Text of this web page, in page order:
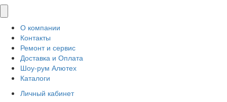
О компании
Контакты
Ремонт и сервис
Доставка и Оплата
Шоу-рум Алютех
Каталоги
Личный кабинет